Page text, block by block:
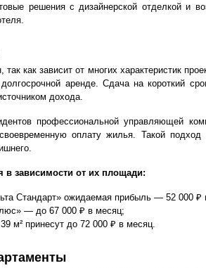
решения с дизайнерской отделкой и
как зависит от многих характеристик
аренде. Сдача на короткий
дохода.
профессиональной управляющей
оплату жилья. Такой подход
в зависимости от их площади:
Стандарт» ожидаемая прибыль — 52 000 ₽
— до 67 000 ₽ в месяц;
м² принесут до 72 000 ₽ в месяц.